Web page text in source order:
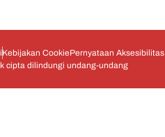
Kebijakan CookiePernyataan Aksesibilitas
cipta dilindungi undang-undang